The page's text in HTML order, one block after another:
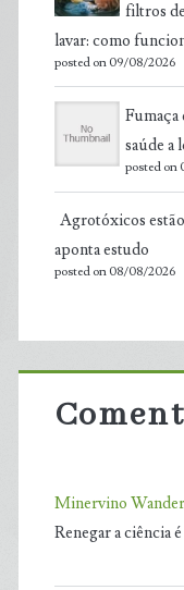
filtros
lavar: como
posted on 09/08/2026
saúde a
posted on
Agrotóxicos
aponta estudo
posted on 08/08/2026
Minervino
Renegar a ciência